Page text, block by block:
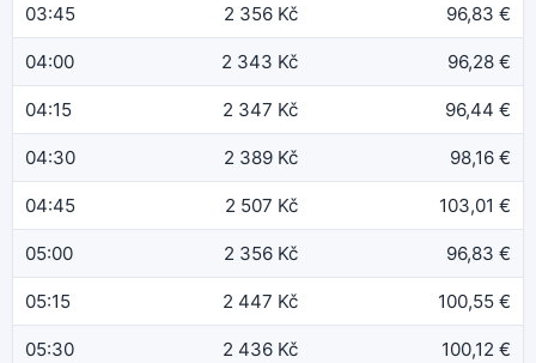
03:45 2 356 Kč 96,83 €
04:00 2 343 Kč 96,28 €
04:15 2 347 Kč 96,44 €
04:30 2 389 Kč 98,16 €
04:45 2 507 Kč 103,01 €
05:00 2 356 Kč 96,83 €
05:15 2 447 Kč 100,55 €
05:30 2 436 Kč 100,12 €